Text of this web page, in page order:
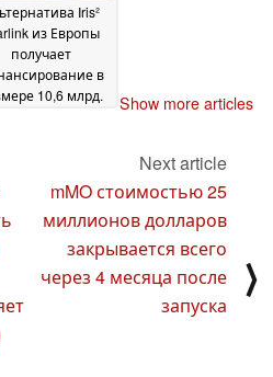
Iris²
из Европы
получает
в
10,6 млрд.
Show more articles
Next article
mMO стоимостью 25
миллионов долларов
закрывается всего
через 4 месяца после
запуска
⟩